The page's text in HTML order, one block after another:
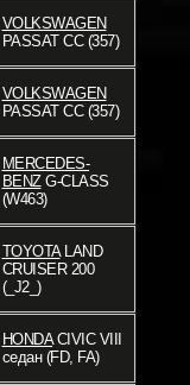
VOLKSWAGEN
PASSAT CC (357)
VOLKSWAGEN
PASSAT CC (357)
MERCEDES-
BENZG-CLASS
(W463)
TOYOTALAND
CRUISER 200
(_J2_)
HONDACIVIC VIII
седан (FD, FA)